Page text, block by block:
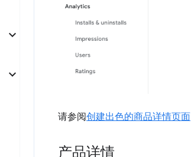
请参阅创建出色的商品详情页面
产品详情